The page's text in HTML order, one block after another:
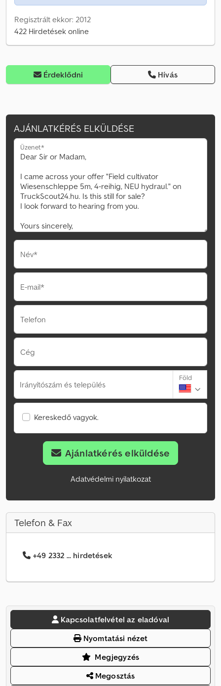
Regisztrált ekkor: 2012
422 Hirdetések online
Érdeklődni Hívás
AJÁNLATKÉRÉS ELKÜLDÉSE
Üzenet*
Név*
E-mail*
Telefon
Cég
Irányítószám és település
Föld
Kereskedő vagyok.
Ajánlatkérés elküldése
Adatvédelmi nyilatkozat
Telefon & Fax
+49 2332 ... hirdetések
Kapcsolatfelvétel az eladóval
Nyomtatási nézet
Megjegyzés
Megosztás